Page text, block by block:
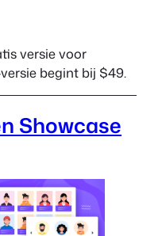
versie voor
begint bij $49.
Showcase